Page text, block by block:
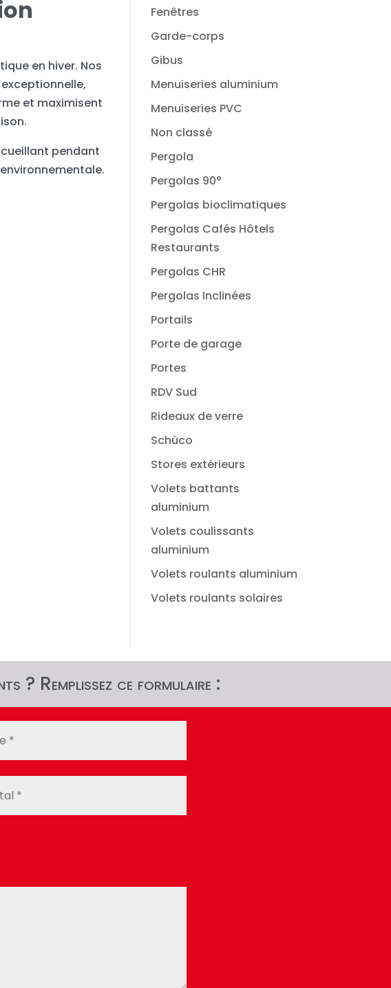
en hiver. Nos
et maximisent
pendant
Fenêtres
Garde-corps
Gibus
Menuiseries aluminium
Menuiseries PVC
Non classé
Pergola
Pergolas 90°
Pergolas bioclimatiques
Pergolas Cafés Hôtels
Restaurants
Pergolas CHR
Pergolas Inclinées
Portails
Porte de garage
Portes
RDV Sud
Rideaux de verre
Schüco
Stores extérieurs
Volets battants
aluminium
Volets coulissants
aluminium
Volets roulants aluminium
Volets roulants solaires
? Remplissez ce formulaire :